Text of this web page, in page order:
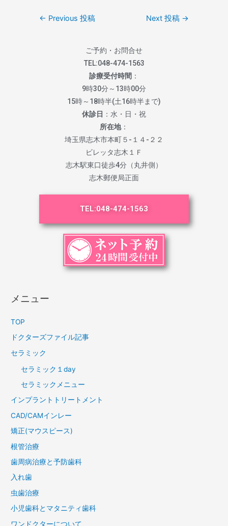
← Previous 投稿 Next 投稿 →
ご予約・お問合せ
TEL:048-474-1563
診療受付時間 ：
9時30分～13時00分
15時～18時半(土16時半まで)
休診日 ：水・日・祝
所在地：
埼玉県志木市本町５-１４-２２
ビレッタ志木１Ｆ
志木駅東口徒歩4分（丸井側）
志木郵便局正面
TEL:048-474-1563
メニュー
TOP
ドクターズファイル記事
セラミック
セラミック１day
セラミックメニュー
インプラントトリートメント
CAD/CAMインレー
矯正(マウスピース)
根管治療
歯周病治療と予防歯科
入れ歯
虫歯治療
小児歯科とマタニティ歯科
ワンドクターについて